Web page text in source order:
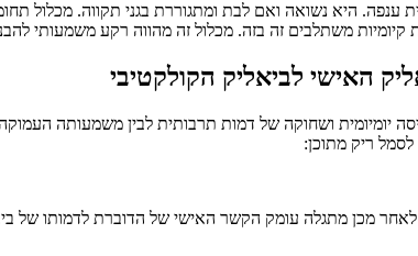
ענפה. היא נשואה ואם לבת ומתגוררת בגני תקווה. מכלול
קיומיות משתלבים זה בזה. מכלול זה מהווה רקע
האישי לביאליק הקולקטיבי
יומיומית ושחוקה של דמות תרבותית לבין משמעותה
ריק מתוכן:
מכן מתגלה עומק הקשר האישי של הדוברת לדמותו של